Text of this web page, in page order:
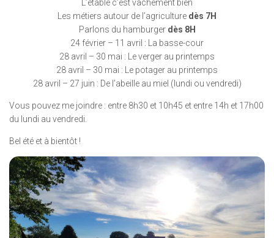
L’étable c’est vachement bien
Les métiers autour de l’agriculture dès 7H
Parlons du hamburger dès 8H
24 février – 11 avril : La basse-cour
28 avril – 30 mai : Le verger au printemps
28 avril – 30 mai : Le potager au printemps
28 avril – 27 juin : De l’abeille au miel (lundi ou vendredi)
Vous pouvez me joindre : entre 8h30 et 10h45 et entre 14h et 17h00
du lundi au vendredi.
Bel été et à bientôt !